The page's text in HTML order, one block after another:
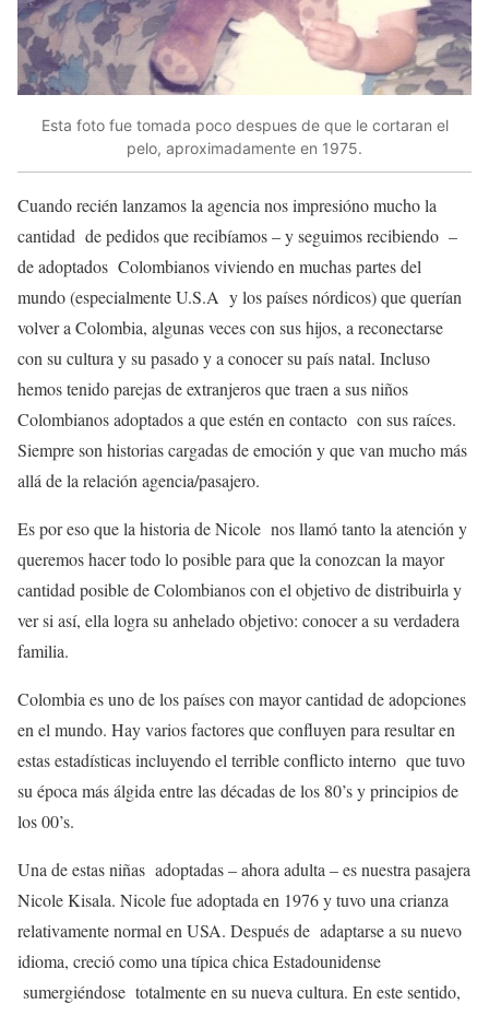
Esta foto fue tomada poco despues de que le cortaran el
pelo, aproximadamente en 1975.
Cuando recién lanzamos la agencia nos impresióno mucho la
cantidad de pedidos que recibíamos – y seguimos recibiendo –
de adoptados Colombianos viviendo en muchas partes del
mundo (especialmente U.S.A y los países nórdicos) que querían
volver a Colombia, algunas veces con sus hijos, a reconectarse
con su cultura y su pasado y a conocer su país natal. Incluso
hemos tenido parejas de extranjeros que traen a sus niños
Colombianos adoptados a que estén en contacto con sus raíces.
Siempre son historias cargadas de emoción y que van mucho más
allá de la relación agencia/pasajero.
Es por eso que la historia de Nicole nos llamó tanto la atención y
queremos hacer todo lo posible para que la conozcan la mayor
cantidad posible de Colombianos con el objetivo de distribuirla y
ver si así, ella logra su anhelado objetivo: conocer a su verdadera
familia.
Colombia es uno de los países con mayor cantidad de adopciones
en el mundo. Hay varios factores que confluyen para resultar en
estas estadísticas incluyendo el terrible conflicto interno que tuvo
su época más álgida entre las décadas de los 80’s y principios de
los 00’s.
Una de estas niñas adoptadas – ahora adulta – es nuestra pasajera
Nicole Kisala. Nicole fue adoptada en 1976 y tuvo una crianza
relativamente normal en USA. Después de adaptarse a su nuevo
idioma, creció como una típica chica Estadounidense
sumergiéndose totalmente en su nueva cultura. En este sentido,